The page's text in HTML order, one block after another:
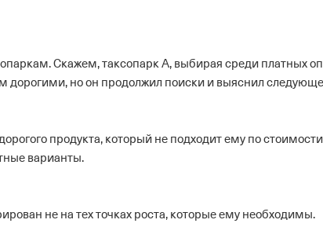
Скажем, таксопарк А, выбирая среди платных
дорогими, но он продолжил поиски и выяснил
продукта, который не подходит ему по
варианты.
не на тех точках роста, которые ему необходимы.